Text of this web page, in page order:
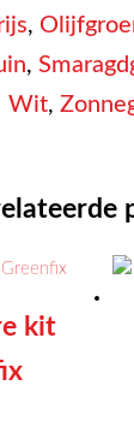
,
,
Wit,
kit